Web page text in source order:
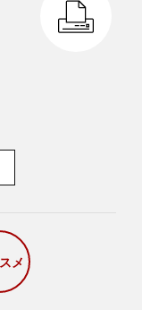
メ